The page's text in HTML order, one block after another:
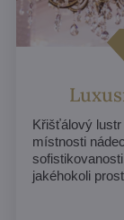
Křišťálový
místnosti
jakéhokoli